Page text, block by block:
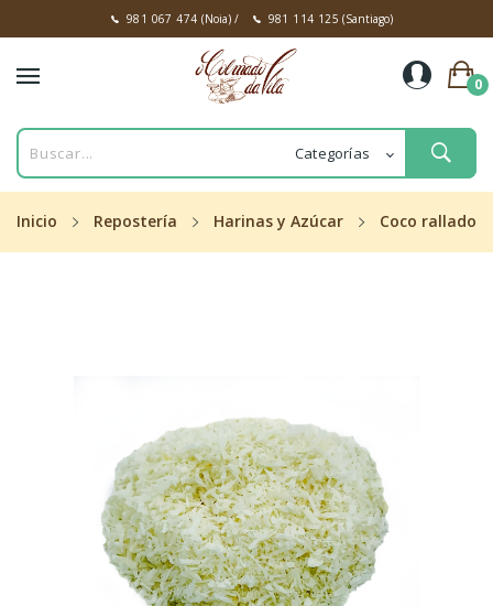
981 067 474 (Noia)/ 981 114 125 (Santiago)
0
Inicio Repostería Harinas y Azúcar Coco rallado